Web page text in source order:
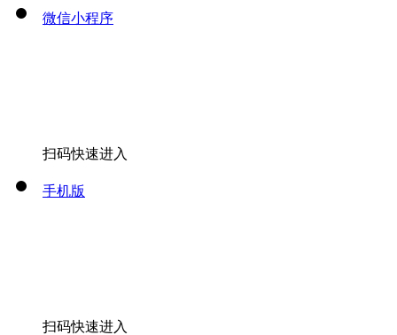
微信小程序
扫码快速进入
手机版
扫码快速进入